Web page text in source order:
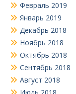
Февраль 2019
Январь 2019
Декабрь 2018
Ноябрь 2018
Октябрь 2018
Сентябрь 2018
Август 2018